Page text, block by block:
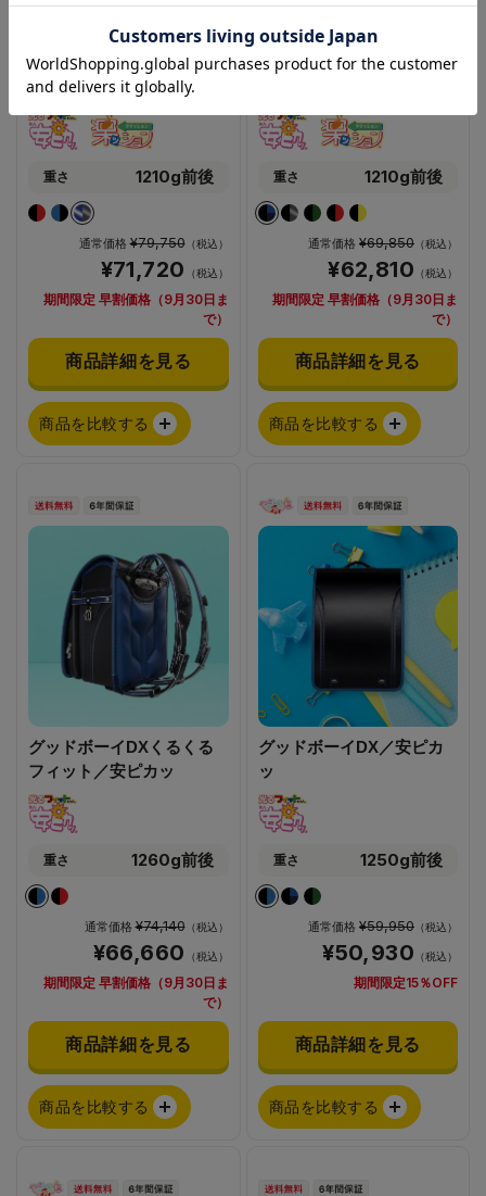
ナイト騎士ブレイドワイド
／安ピカッ／楽ッション
重さ 1210g前後
通常価格¥79,750（税込）
¥71,720 （税込）
期間限定 早割価格（9月30日ま
で）
商品詳細を見る
商品を比較する
グッドボーイDX／安ピカ
重さ 1210g前後
通常価格 ¥69,850 （税込）
¥62,810 （税込）
期間限定 早割価格（9月30日ま
で）
商品詳細を見る
商品を比較する
グッドボーイDXくるくる
フィット／安ピカッ
重さ 1260g前後
通常価格¥74,140（税込）
¥66,660 （税込）
期間限定 早割価格（9月30日ま
で）
商品詳細を見る
商品を比較する
グッドボーイDX／安ピカ
ッ
重さ 1250g前後
通常価格 ¥59,950 （税込）
¥50,930 （税込）
期間限定15％OFF
商品詳細を見る
商品を比較する